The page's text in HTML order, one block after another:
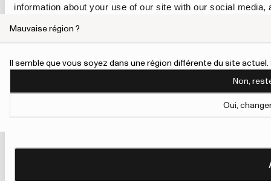
information about your use of our site with our social
page.
Learn more about Google’s Personalisation and
Fabriquées
matériaux de
haute qualité,
conçues pour
un frère, une
Mauvaise région ?
Il semble que vous soyez dans une région différente du site
Non,
Oui,